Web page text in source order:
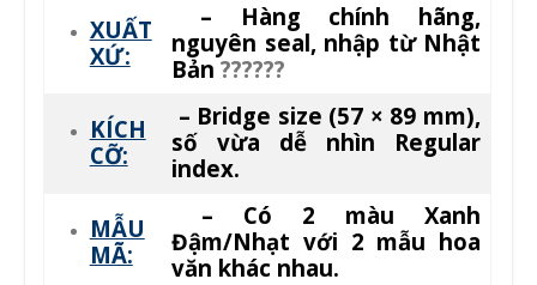
XUẤT
XỨ:
– Hàng chính hãng,
nguyên seal, nhập từ Nhật
Bản ??????
KÍCH
CỠ:
– Bridge size (57 × 89 mm),
số vừa dễ nhìn Regular
index.
MẪU
MÃ:
– Có 2 màu Xanh
Đậm/Nhạt với 2 mẫu hoa
văn khác nhau.